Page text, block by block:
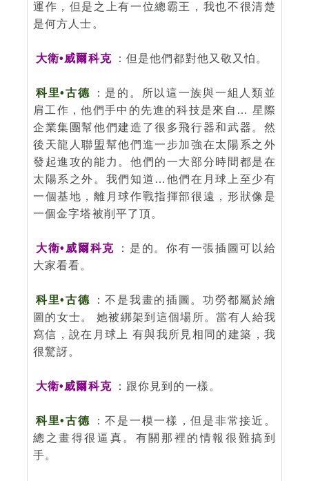
運作，但是之上有一位總霸王，我也不很清楚
是何方人士。
大衛•威爾科克 ：但是他們都對他又敬又怕。
科里•古德
：是的。所以這一族與一組人類並
肩工作，他們手中的先進的科技是來自… 星際
企業集團幫他們建造了很多飛行器和武器。然
後天龍人聯盟幫他們進一步加強在太陽系之外
發起進攻的能力。他們的一大部分時間都是在
太陽系之外。我們知道…他們在月球上至少有
一個基地，離月球作戰指揮部很遠，形狀像是
一個金字塔被削平了頂。
大衛•威爾科克
：是的。你有一張插圖可以給
大家看看。
科里•古德
：不是我畫的插圖。功勞都屬於繪
圖的女士。 她被綁架到這個場所。當有人給我
寫信，說在月球上 有與我所見相同的建築，我
很驚訝。
大衛•威爾科克 ：跟你見到的一樣。
科里•古德
：不是一模一樣，但是非常接近。
總之畫得很逼真。有關那裡的情報很難搞到
手。